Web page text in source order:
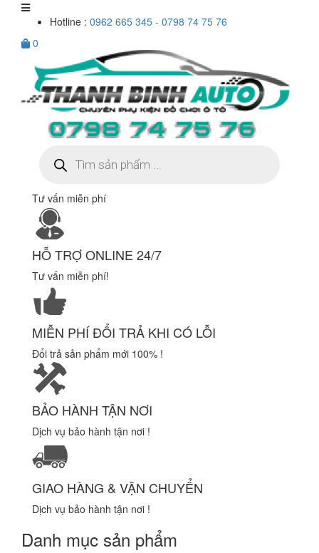
Hotline : 0962 665 345 - 0798 74 75 76
0
kiếm
sản
Tư vấn miễn phí
HỖ TRỢ ONLINE 24/7
Tư vấn miễn phí!
MIỄN PHÍ ĐỔI TRẢ KHI CÓ LỖI
Đổi trả sản phẩm mới 100% !
BẢO HÀNH TẬN NƠI
Dịch vụ bảo hành tận nơi !
GIAO HÀNG & VẬN CHUYỂN
Dịch vụ bảo hành tận nơi !
Danh mục sản phẩm